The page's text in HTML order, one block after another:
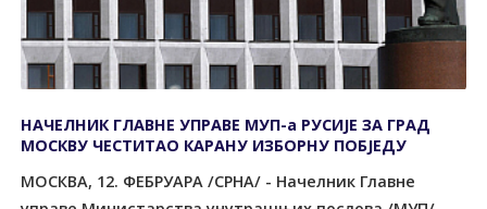
НАЧЕЛНИК ГЛАВНЕ УПРАВЕ МУП-а РУСИЈЕ ЗА ГРАД
МОСКВУ ЧЕСТИТАО КАРАНУ ИЗБОРНУ ПОБЈЕДУ
МОСКВА, 12. ФЕБРУАРА /СРНА/ - Начелник Главне